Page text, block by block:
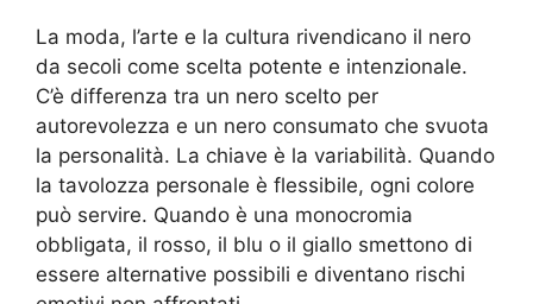
La moda, l’arte e la cultura rivendicano il nero
da secoli come scelta potente e intenzionale.
C’è differenza tra un nero scelto per
autorevolezza e un nero consumato che svuota
la personalità. La chiave è la variabilità. Quando
la tavolozza personale è flessibile, ogni colore
può servire. Quando è una monocromia
obbligata, il rosso, il blu o il giallo smettono di
essere alternative possibili e diventano rischi